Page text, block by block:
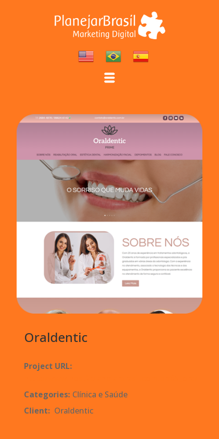
Oraldentic
Project URL:
Categories: Clínica e Saúde
Client: Oraldentic